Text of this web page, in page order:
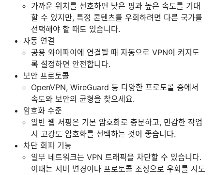
가까운 위치를 선호하면 낮은 핑과 높은 속도를 기대
할 수 있지만, 특정 콘텐츠를 우회하려면 다른 국가를
선택해야 할 때도 있습니다.
자동 연결
공용 와이파이에 연결될 때 자동으로 VPN이 켜지도
록 설정하면 안전합니다.
보안 프로토콜
OpenVPN, WireGuard 등 다양한 프로토콜 중에서
속도와 보안의 균형을 찾으세요.
암호화 수준
일반 웹 서핑은 기본 암호화로 충분하고, 민감한 작업
시 고강도 암호화를 선택하는 것이 좋습니다.
차단 회피 기능
일부 네트워크는 VPN 트래픽을 차단할 수 있습니다.
이때는 서버 변경이나 프로토콜 조정으로 우회를 시도